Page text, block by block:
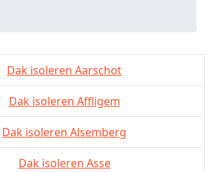
Dak isoleren Aarschot
Dak isoleren Affligem
Dak isoleren Alsemberg
Dak isoleren Asse